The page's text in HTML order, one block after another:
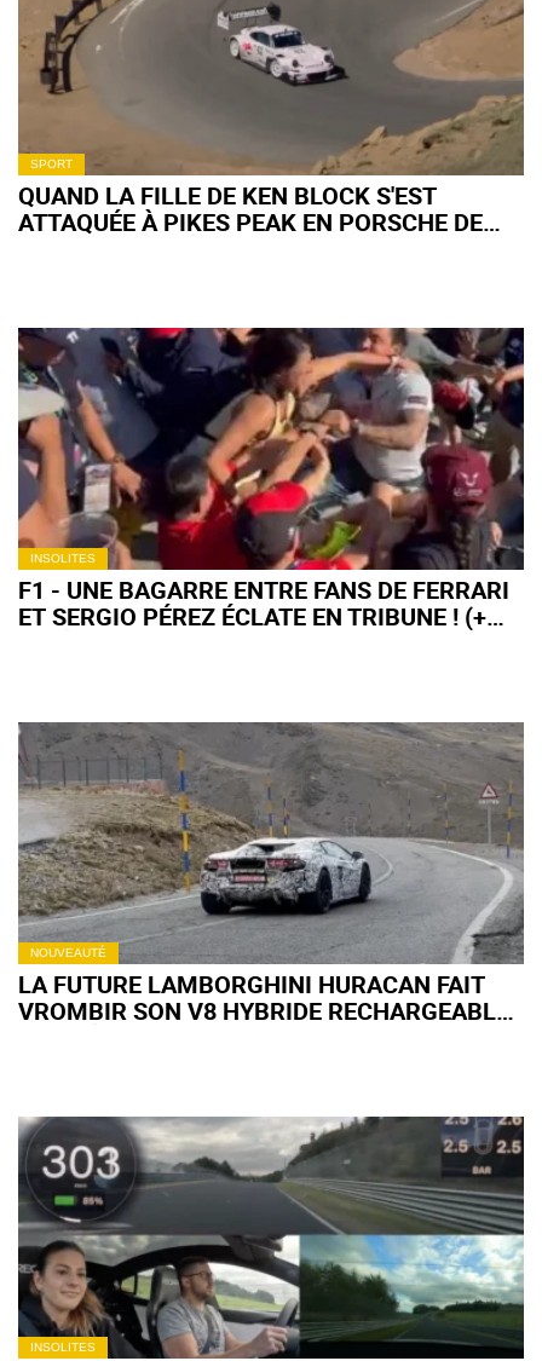
SPORT
QUAND LA FILLE DE KEN BLOCK S'EST
ATTAQUÉE À PIKES PEAK EN PORSCHE DE
INSOLITES
F1 - UNE BAGARRE ENTRE FANS DE FERRARI
ET SERGIO PÉREZ ÉCLATE EN TRIBUNE ! (+
NOUVEAUTÉ
LA FUTURE LAMBORGHINI HURACAN FAIT
VROMBIR SON V8 HYBRIDE RECHARGEABLE
INSOLITES